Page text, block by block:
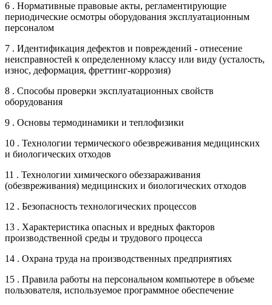
6 . Нормативные правовые акты, регламентирующие
периодические осмотры оборудования эксплуатационным
персоналом
7 . Идентификация дефектов и повреждений - отнесение
неисправностей к определенному классу или виду (усталость,
износ, деформация, фреттинг-коррозия)
8 . Способы проверки эксплуатационных свойств
оборудования
9 . Основы термодинамики и теплофизики
10 . Технологии термического обезвреживания медицинских
и биологических отходов
11 . Технологии химического обеззараживания
(обезвреживания) медицинских и биологических отходов
12 . Безопасность технологических процессов
13 . Характеристика опасных и вредных факторов
производственной среды и трудового процесса
14 . Охрана труда на производственных предприятиях
15 . Правила работы на персональном компьютере в объеме
пользователя, используемое программное обеспечение